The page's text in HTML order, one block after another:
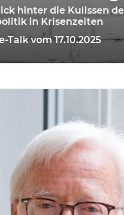
hinter die Kulissen
in Krisenzeiten
Talk vom 17.10.2025